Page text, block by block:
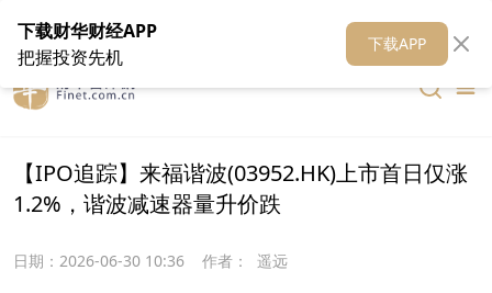
在线客服 关于我们 财华媒体矩阵 财华智库
【IPO追踪】来福谐波(03952.HK)上市首日仅涨
1.2%，谐波减速器量升价跌
日期： 2026-06-30 10:36 作者： 遥远
下载财华财经APP
把握投资先机
下载APP